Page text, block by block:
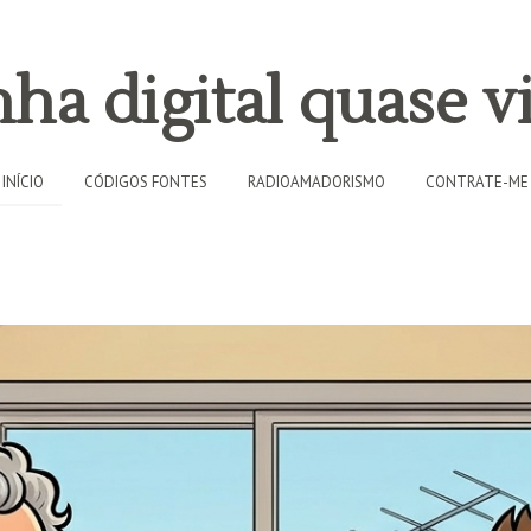
digital quase
INÍCIO CÓDIGOS FONTES RADIOAMADORISMO CONTRATE-ME